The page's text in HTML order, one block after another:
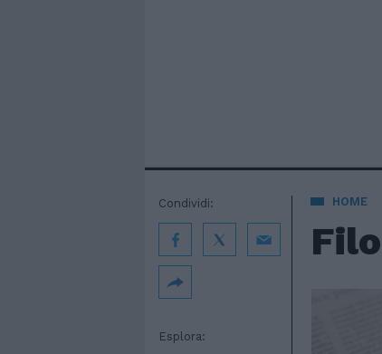
HOME
Esplora:
Condividi: